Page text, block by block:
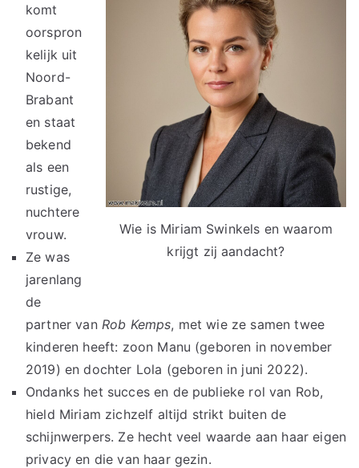
Wie is Miriam Swinkels en waarom
krijgt zij aandacht?
komt
oorspron
kelijk uit
Noord-
Brabant
en staat
bekend
als een
rustige,
nuchtere
vrouw.
Ze was
jarenlang
de
partner van Rob Kemps, met wie ze samen twee
kinderen heeft: zoon Manu (geboren in november
2019) en dochter Lola (geboren in juni 2022).
Ondanks het succes en de publieke rol van Rob,
hield Miriam zichzelf altijd strikt buiten de
schijnwerpers. Ze hecht veel waarde aan haar eigen
privacy en die van haar gezin.